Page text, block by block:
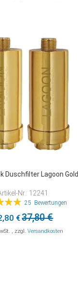
Duschfilter Lagoon Gold
Nr.: 12241
25 Bewertungen
€37,80 €
, zzgl. Versandkosten